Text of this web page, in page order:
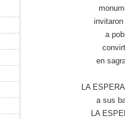
a
en
LA
a sus
LA